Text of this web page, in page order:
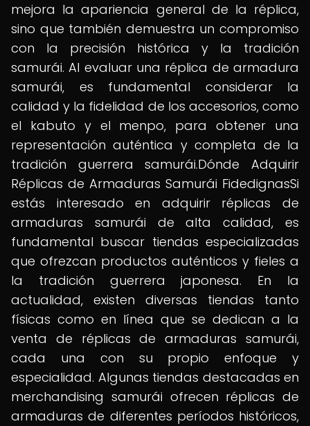
mejora la apariencia general de la réplica,
sino que también demuestra un compromiso
con la precisión histórica y la tradición
samurái. Al evaluar una réplica de armadura
samurái, es fundamental considerar la
calidad y la fidelidad de los accesorios, como
el kabuto y el menpo, para obtener una
representación auténtica y completa de la
tradición guerrera samurái.Dónde Adquirir
Réplicas de Armaduras Samurái FidedignasSi
estás interesado en adquirir réplicas de
armaduras samurái de alta calidad, es
fundamental buscar tiendas especializadas
que ofrezcan productos auténticos y fieles a
la tradición guerrera japonesa. En la
actualidad, existen diversas tiendas tanto
físicas como en línea que se dedican a la
venta de réplicas de armaduras samurái,
cada una con su propio enfoque y
especialidad. Algunas tiendas destacadas en
merchandising samurái ofrecen réplicas de
armaduras de diferentes períodos históricos,